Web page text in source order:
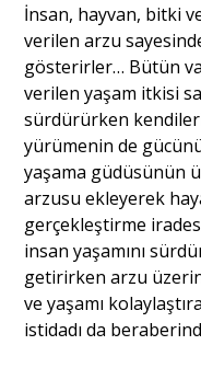
İnsan, hayvan, bitki
verilen arzu
gösterirler… Bütün
verilen yaşam itkisi
sürdürürken
yürümenin de
yaşama güdüsünün
arzusu ekleyerek
gerçekleştirme
insan yaşamını
getirirken arzu
ve yaşamı
istidadı da